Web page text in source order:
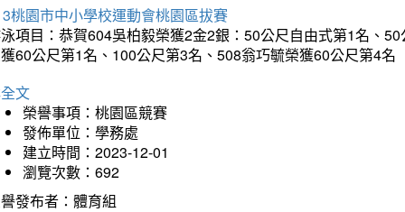
桃園市中小學校運動會桃園區拔賽
項目：恭賀604吳柏毅榮獲2金2銀：50公尺自由式第1名、
60公尺第1名、100公尺第3名、508翁巧毓榮獲60公尺第4名
文
榮譽事項：桃園區競賽
發佈單位：學務處
建立時間：2023-12-01
瀏覽次數：692
發布者：體育組